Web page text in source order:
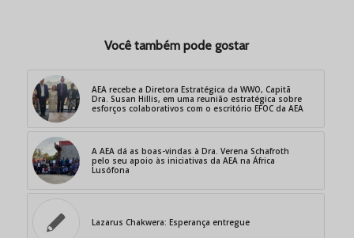
Você também pode gostar
AEA recebe a Diretora Estratégica da WWO, Capitã
Dra. Susan Hillis, em uma reunião estratégica sobre
esforços colaborativos com o escritório EFOC da AEA
A AEA dá as boas-vindas à Dra. Verena Schafroth
pelo seu apoio às iniciativas da AEA na África
Lusófona
Lazarus Chakwera: Esperança entregue